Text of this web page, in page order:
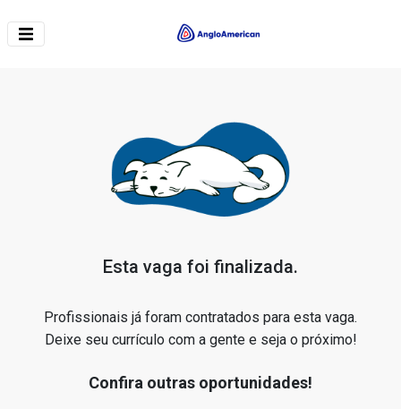
Esta vaga foi finalizada.
Profissionais já foram contratados para esta vaga.
Deixe seu currículo com a gente e seja o próximo!
Confira outras oportunidades!